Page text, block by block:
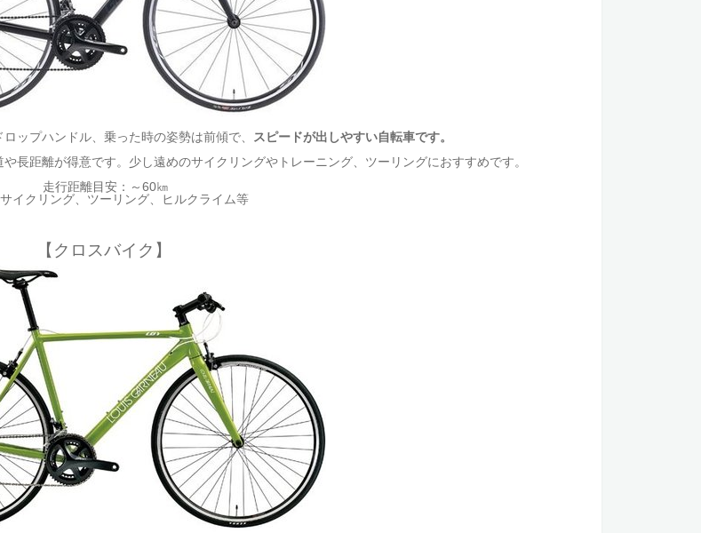
ップハンドル、乗った時の姿勢は前傾で、
スピードが出しやすい自転車です。
長距離が得意です。少し遠めのサイクリングやトレーニング、ツーリングにおすすめです。
走行距離目安：～60㎞
イクリング、ツーリング、ヒルクライム等
【クロスバイク】